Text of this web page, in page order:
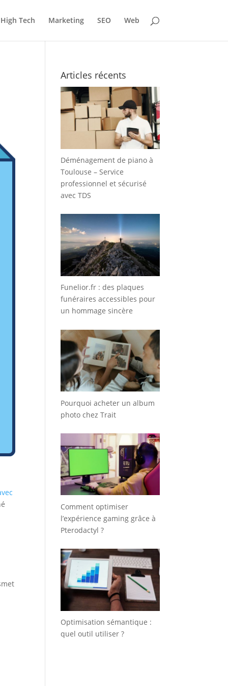
High Tech Marketing SEO Web
Articles récents
Déménagement de piano à
Toulouse – Service
professionnel et sécurisé
avec TDS
Funelior.fr : des plaques
funéraires accessibles pour
un hommage sincère
Pourquoi acheter un album
photo chez Trait
Comment optimiser
l’expérience gaming grâce à
Pterodactyl ?
Optimisation sémantique :
quel outil utiliser ?